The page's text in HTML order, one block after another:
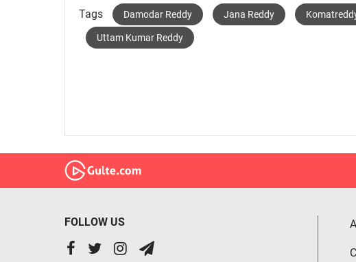
Tags Damodar Reddy Jana Reddy
Uttam Kumar Reddy
FOLLOW US